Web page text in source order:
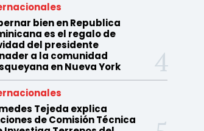
bien en Republica
es el regalo de
del presidente
a la comunidad
en Nueva York
Tejeda explica
de Comisión Técnica